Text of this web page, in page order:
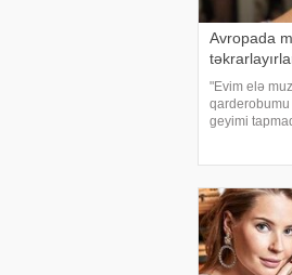
Avropada
"Evim elə
geyimi
Əməkdar artis